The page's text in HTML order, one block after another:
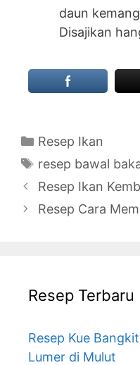
daun
Disajikan
Categories
Resep Ikan
Tags
resep bawal
Resep Ikan
Resep Cara
Resep Terbaru
Resep Kue
Lumer di Mulut